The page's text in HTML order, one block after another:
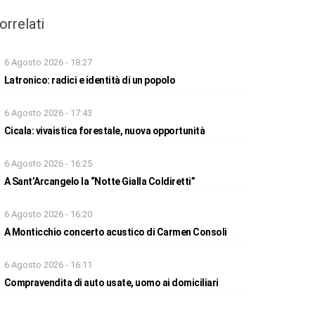
6 Agosto 2026 - 18:27
Latronico: radici e identità di un popolo
6 Agosto 2026 - 17:43
Cicala: vivaistica forestale, nuova opportunità
6 Agosto 2026 - 16:25
A Sant’Arcangelo la “Notte Gialla Coldiretti”
6 Agosto 2026 - 16:20
A Monticchio concerto acustico di Carmen Consoli
6 Agosto 2026 - 16:11
Compravendita di auto usate, uomo ai domiciliari